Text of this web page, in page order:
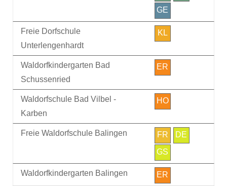
GE
Freie Dorfschule
Unterlengenhardt
KL
Waldorfkindergarten Bad
Schussenried
ER
Waldorfschule Bad Vilbel -
Karben
HO
Freie Waldorfschule Balingen FR
DE
GS
Waldorfkindergarten Balingen ER